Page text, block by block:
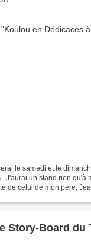
le samedi et le
J'aurai un stand rien qu'à
de celui de mon père,
Story-Board du